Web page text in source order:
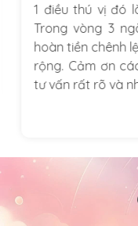
1 điều thú vị đó
Trong vòng 3
hoàn tiền chênh
rộng. Cảm ơn các
tư vấn rất rõ và